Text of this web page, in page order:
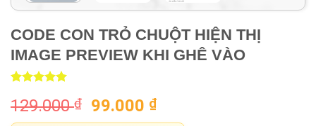
CODE CON TRỎ CHUỘT HIỆN THỊ
IMAGE PREVIEW KHI GHÊ VÀO
out of 5
129.000₫
Original
price
99.000 ₫Current
price